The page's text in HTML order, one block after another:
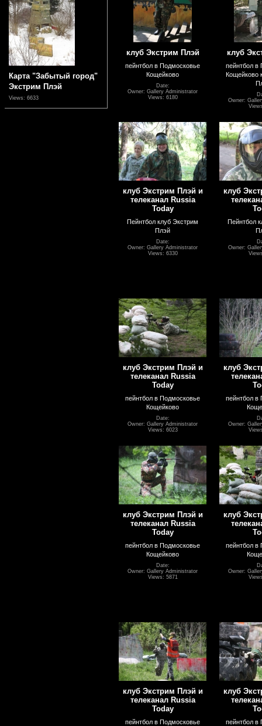
Карта "Забытый город"
Экстрим Плэй
Views: 6633
клуб Экстрим Плэй
пейнтбол в Подмосковье
Кощейково
Date:
Owner: Gallery Administrator
Views: 6180
клуб
пейнтбол в
Кощейково
Owner:
клуб Экстрим Плэй и
телеканал Russia
Today
Пейнтбол клуб Экстрим
Плэй
Date:
Owner: Gallery Administrator
Views: 6330
клуб
Пейнтбол
Owner:
клуб Экстрим Плэй и
телеканал Russia
Today
пейнтбол в Подмосковье
Кощейково
Date:
Owner: Gallery Administrator
Views: 6023
клуб
пейнтбол в
Owner:
клуб Экстрим Плэй и
телеканал Russia
Today
пейнтбол в Подмосковье
Кощейково
Date:
Owner: Gallery Administrator
Views: 5871
клуб
пейнтбол в
Owner:
клуб Экстрим Плэй и
телеканал Russia
Today
пейнтбол в Подмосковье
клуб
пейнтбол в